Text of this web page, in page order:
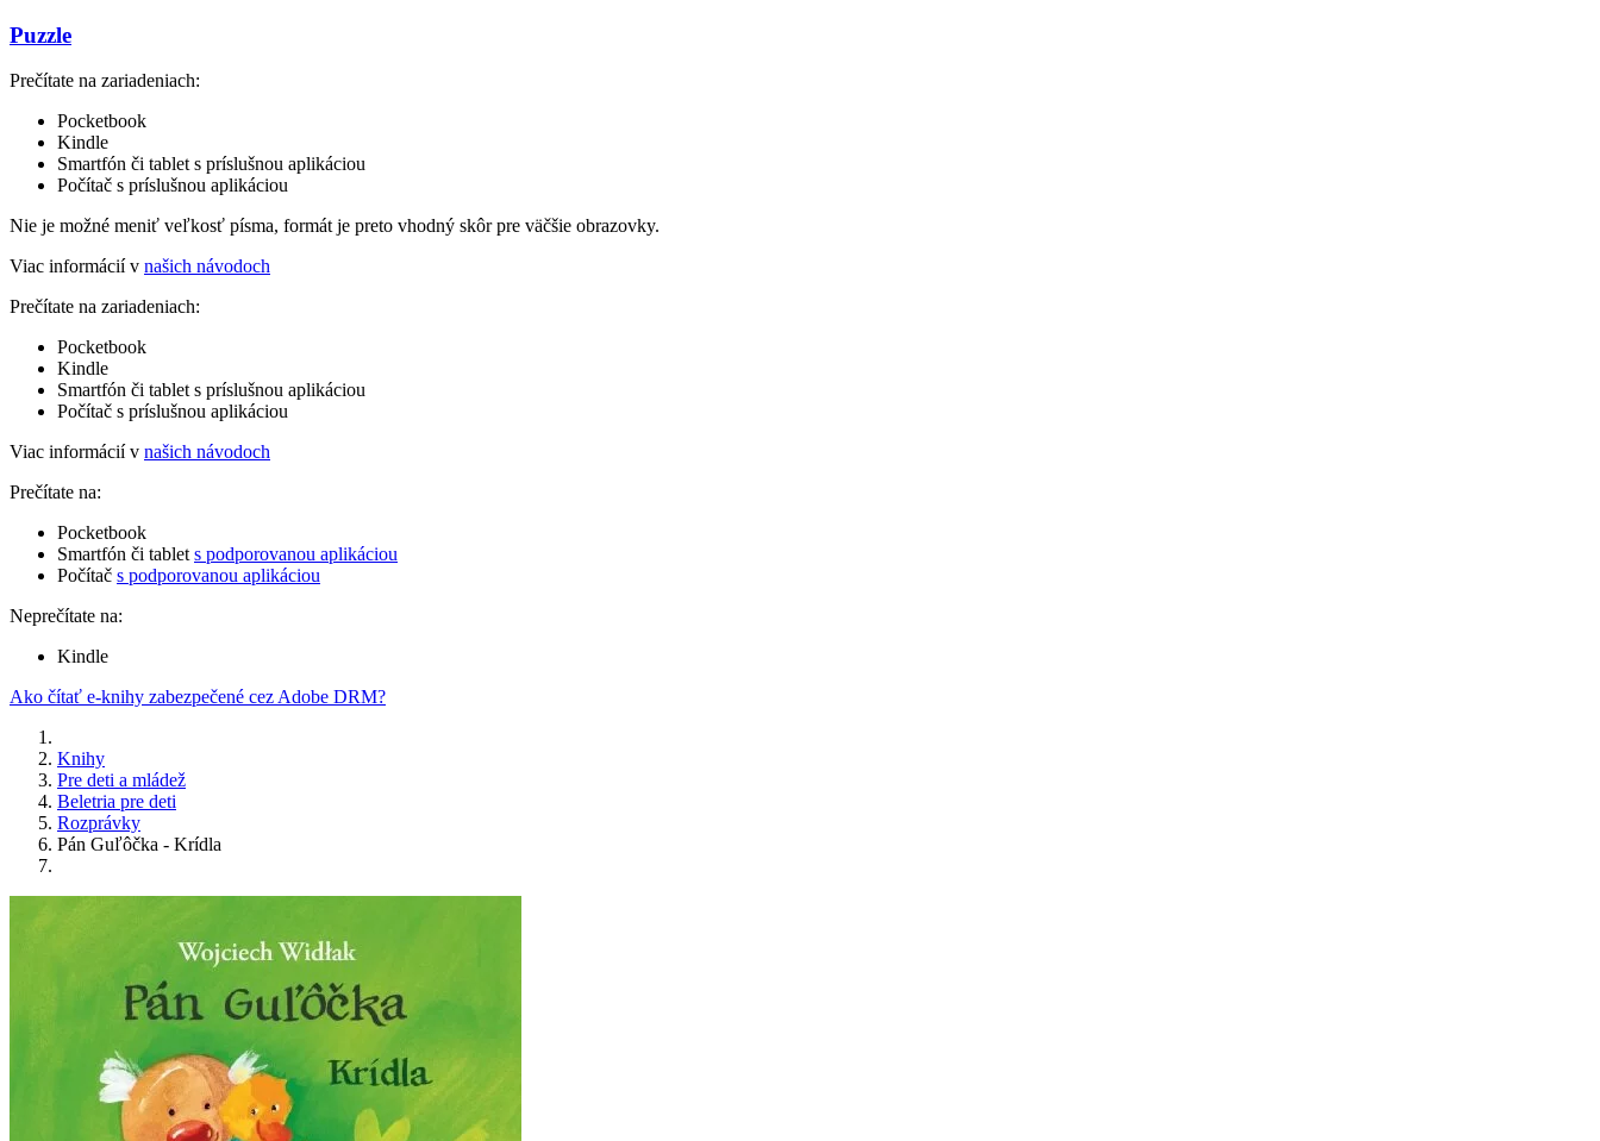
Puzzle
Prečítate na zariadeniach:
Pocketbook
Kindle
Smartfón či tablet s príslušnou aplikáciou
Počítač s príslušnou aplikáciou
Nie je možné meniť veľkosť písma, formát je preto vhodný skôr pre väčšie obrazovky.
Viac informácií v našich návodoch
Prečítate na zariadeniach:
Pocketbook
Kindle
Smartfón či tablet s príslušnou aplikáciou
Počítač s príslušnou aplikáciou
Viac informácií v našich návodoch
Prečítate na:
Pocketbook
Smartfón či tablet s podporovanou aplikáciou
Počítač s podporovanou aplikáciou
Neprečítate na:
Kindle
Ako čítať e-knihy zabezpečené cez Adobe DRM?
Knihy
Pre deti a mládež
Beletria pre deti
Rozprávky
Pán Guľôčka - Krídla